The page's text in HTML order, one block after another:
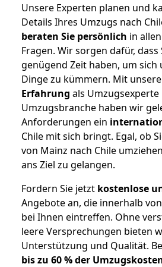
Unsere Experten planen und
Details Ihres Umzugs nach
beraten Sie persönlich in
Fragen. Wir sorgen dafür, dass
genügend Zeit haben, um sich
Dinge zu kümmern. Mit
Erfahrung als
Umzugsbranche haben wir
Anforderungen ein
Chile mit sich bringt. Egal, ob
von Mainz nach Chile
ans Ziel zu gelangen.
Fordern Sie jetzt kostenlose
Angebote an, die innerhalb von
bei Ihnen eintreffen. Ohne
leere Versprechungen bieten
Unterstützung und Qualität.
bis zu 60 % der